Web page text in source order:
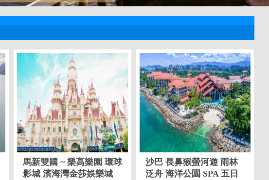
馬新雙國 ~ 樂高樂園 環球
影城 濱海灣金莎娛樂城
沙巴 長鼻猴螢河遊 雨林
泛舟 海洋公園 SPA 五日